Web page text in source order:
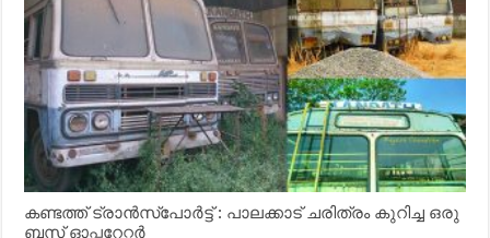
കണ്ടത്ത് ട്രാൻസ്‌പോർട്ട് : പാലക്കാട് ചരിത്രം കുറിച്ച ഒരു
ബസ് ഓപ്പറേറ്റർ